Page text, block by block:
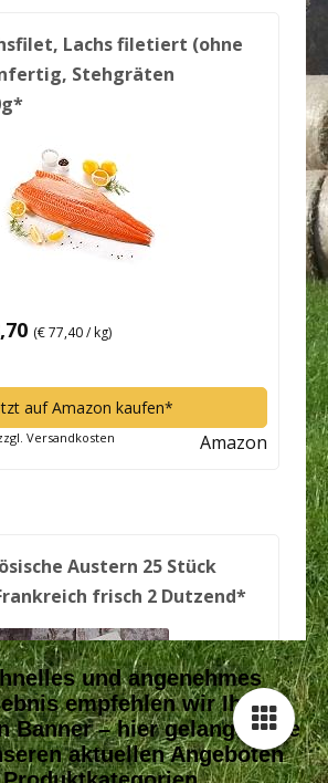
und angenehmes
empfehlen wir Ihnen
Banner – hier gelangen Sie
aktuellen Angeboten